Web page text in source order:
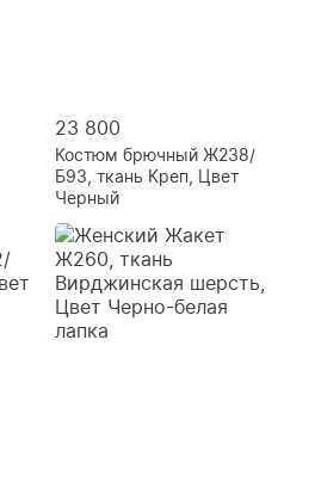
23 800
Костюм брючный Ж238/
Б93, ткань Креп, Цвет
Черный